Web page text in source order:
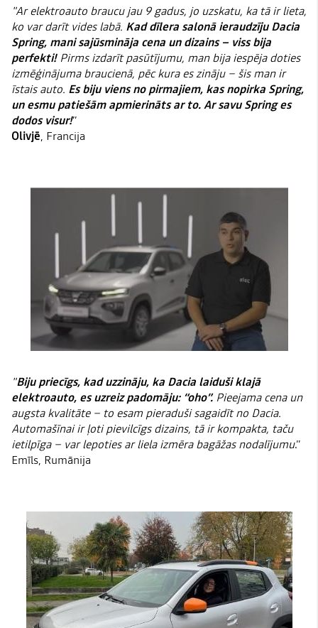
"Ar elektroauto braucu jau 9 gadus, jo uzskatu, ka tā ir lieta,
ko var darīt vides labā. Kad dīlera salonā ieraudzīju Dacia
Spring, mani sajūsmināja cena un dizains – viss bija
perfekti!Pirms izdarīt pasūtījumu, man bija iespēja doties
izmēģinājuma braucienā, pēc kura es zināju – šis man ir
īstais auto. Es biju viens no pirmajiem, kas nopirka Spring,
un esmu patiešām apmierināts ar to. Ar savu Spring es
dodos visur!”
Olivjē, Francija
"Biju priecīgs, kad uzzināju, ka Dacia laiduši klajā
elektroauto, es uzreiz padomāju: “oho”. Pieejama cena un
augsta kvalitāte – to esam pieraduši sagaidīt no Dacia.
Automašīnai ir ļoti pievilcīgs dizains, tā ir kompakta, taču
ietilpīga – var lepoties ar liela izmēra bagāžas nodalījumu.”
Emīls, Rumānija